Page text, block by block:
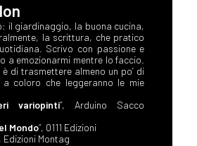
il giardinaggio, la buona cucina,
la scrittura, che pratico
Scrivo con passione e
a emozionarmi mentre lo faccio.
di trasmettere almeno un po’ di
a coloro che leggeranno le mie
variopinti”, Arduino Sacco
Mondo”, 0111 Edizioni
Edizioni Montag